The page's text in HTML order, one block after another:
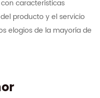
características
producto y el servicio
elogios de la mayoría de